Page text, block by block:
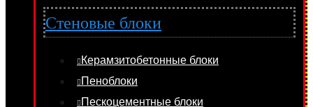
Стеновые блоки
Керамзитобетонные блоки
Пеноблоки
Пескоцементные блоки